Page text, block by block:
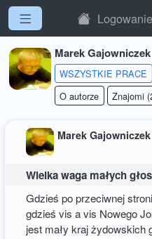
Logowanie
Marek Gajowniczek
WSZYSTKIE PRACE
O autorze
Znajomi
Marek Gajowniczek
Wielka waga małych
Gdzieś po przeciwnej
gdzieś vis a vis Nowego
jest mały kraj żydowskich